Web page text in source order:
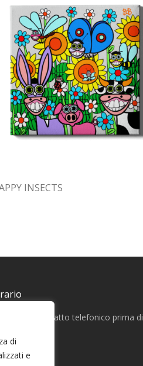
di
e
INSECTS
consiglia contatto telefonico prima di